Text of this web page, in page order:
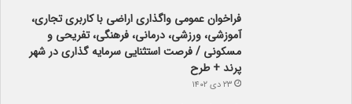
فراخوان عمومی واگذاری اراضی با کاربری تجاری،
آموزشی، ورزشی، درمانی، فرهنگی، تفریحی و
مسکونی / فرصت استثنایی سرمایه گذاری در شهر
پرند + طرح
۲۳ دی ۱۴۰۲